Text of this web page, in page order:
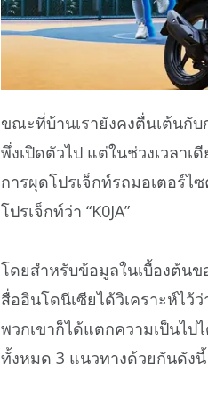
ขณะที่บ้านเรายังคงตื่นเต้นกับ
พึ่งเปิดตัวไป แต่ในช่วงเวลาเ
การผุดโปรเจ็กท์รถมอเตอร์ไ
โปรเจ็กท์ว่า “K0JA”
โดยสำหรับข้อมูลในเบื้องต้นข
สื่ออินโดนีเซียได้วิเคราะห์ไว้
พวกเขาก็ได้แตกความเป็นไ
ทั้งหมด 3 แนวทางด้วยกันดังนี้